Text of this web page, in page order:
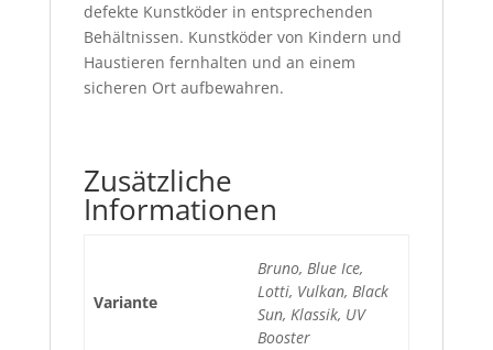
defekte Kunstköder in entsprechenden
Behältnissen. Kunstköder von Kindern und
Haustieren fernhalten und an einem
sicheren Ort aufbewahren.
Zusätzliche
Informationen
Variante
Bruno, Blue Ice,
Lotti, Vulkan, Black
Sun, Klassik, UV
Booster